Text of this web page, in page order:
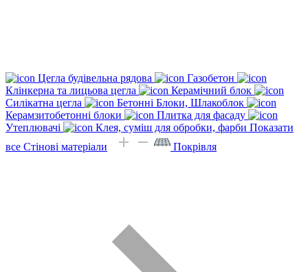
Цегла будівельна рядова
Газобетон
Клінкерна та лицьова цегла
Керамічний блок
Силікатна цегла
Бетонні Блоки, Шлакоблок
Керамзитобетонні блоки
Плитка для фасаду
Утеплювачі
Клея, суміш для обробки, фарби Показати
все Стінові матеріали
Покрівля